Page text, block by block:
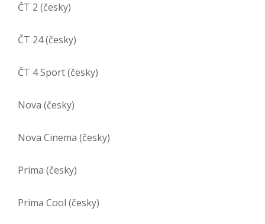
ČT 2 (česky)
ČT 24 (česky)
ČT 4 Sport (česky)
Nova (česky)
Nova Cinema (česky)
Prima (česky)
Prima Cool (česky)